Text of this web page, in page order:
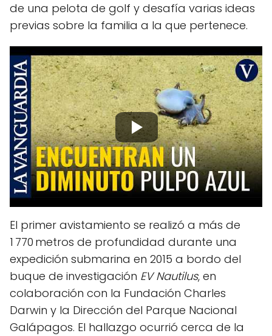
de una pelota de golf y desafía varias ideas
previas sobre la familia a la que pertenece.
El primer avistamiento se realizó a más de
1 770 metros de profundidad durante una
expedición submarina en 2015 a bordo del
buque de investigación EV Nautilus, en
colaboración con la Fundación Charles
Darwin y la Dirección del Parque Nacional
Galápagos. El hallazgo ocurrió cerca de la